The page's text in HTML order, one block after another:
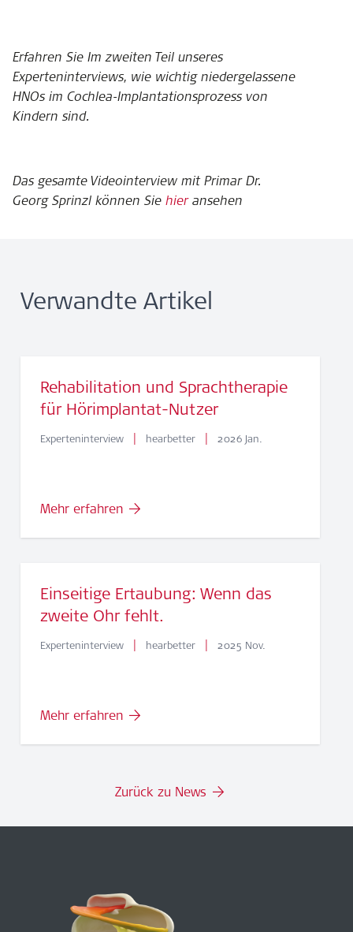
Erfahren Sie Im zweiten Teil unseres
Experteninterviews, wie wichtig niedergelassene
HNOs im Cochlea-Implantationsprozess von
Kindern sind.
Das gesamte Videointerview mit Primar Dr.
Georg Sprinzl können Sie hier ansehen
Verwandte Artikel
Rehabilitation und Sprachtherapie
für Hörimplantat-Nutzer
Experteninterview | hearbetter | 2026 Jan.
Mehr erfahren
Einseitige Ertaubung: Wenn das
zweite Ohr fehlt.
Experteninterview | hearbetter | 2025 Nov.
Mehr erfahren
Zurück zu News